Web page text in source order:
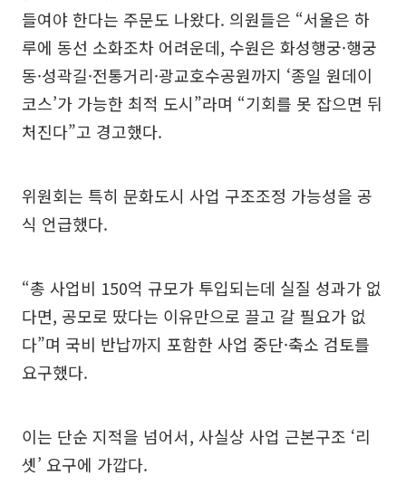
들여야 한다는 주문도 나왔다. 의원들은 “서울은 하
루에 동선 소화조차 어려운데, 수원은 화성행궁·행궁
동·성곽길·전통거리·광교호수공원까지 ‘종일 원데이
코스’가 가능한 최적 도시”라며 “기회를 못 잡으면 뒤
처진다”고 경고했다.
위원회는 특히 문화도시 사업 구조조정 가능성을 공
식 언급했다.
“총 사업비 150억 규모가 투입되는데 실질 성과가 없
다면, 공모로 땄다는 이유만으로 끌고 갈 필요가 없
다”며 국비 반납까지 포함한 사업 중단·축소 검토를
요구했다.
이는 단순 지적을 넘어서, 사실상 사업 근본구조 ‘리
셋’ 요구에 가깝다.